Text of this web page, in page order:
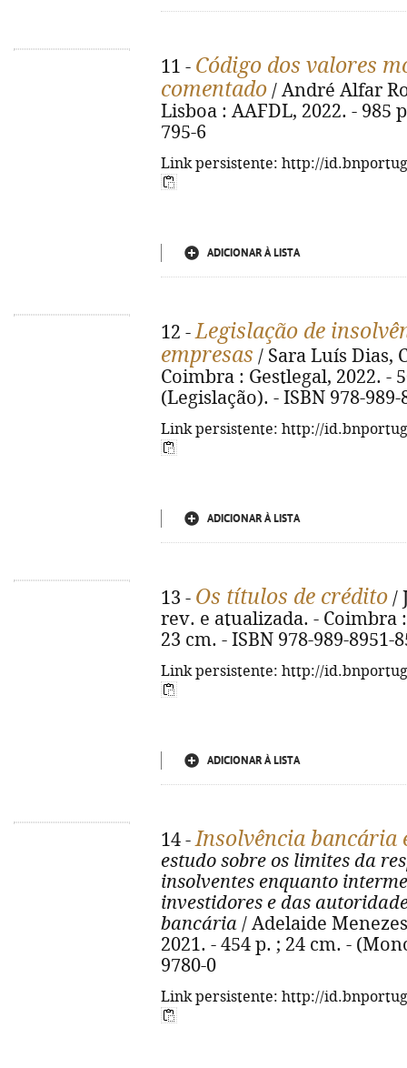
11 - Código dos valores
comentado / André Alfar
Lisboa : AAFDL, 2022. - 985
795-6
Link persistente: http://
ADICIONAR À LISTA
12 -Legislação de
empresas / Sara Luís Dias,
Coimbra : Gestlegal, 2022. -
(Legislação). - ISBN 978-989-
Link persistente: http://
ADICIONAR À LISTA
13 - Os títulos de crédito /
rev. e atualizada. - Coimbra
23 cm. - ISBN 978-989-8951-
Link persistente: http://
ADICIONAR À LISTA
14 -Insolvência bancária
estudo sobre os limites da
insolventes enquanto
investidores e das
bancária / Adelaide
2021. - 454 p. ; 24 cm. -
9780-0
Link persistente: http://